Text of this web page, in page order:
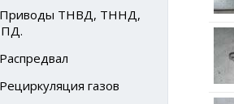
Приводы ТНВД, ТННД,
Распредвал
Рециркуляция газов